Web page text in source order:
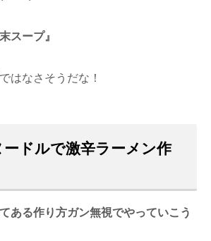
スープ』
はなさそうだな！
ードルで激辛ラーメン作
ある作り方ガン無視でやっていこう